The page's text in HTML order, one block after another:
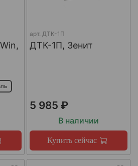
арт. ДТК-1П
ДТК-1П, Зенит
5 985 ₽
В наличии
Купить сейчас